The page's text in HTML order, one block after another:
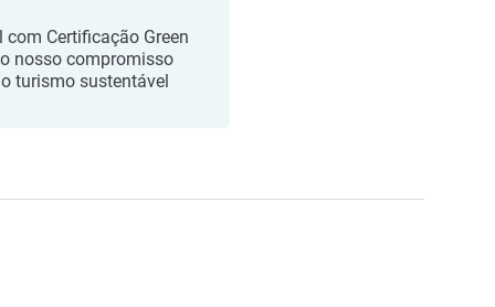
com Certificação Green
nosso compromisso
turismo sustentável